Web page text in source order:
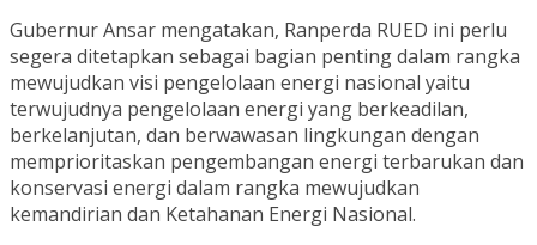
Gubernur Ansar mengatakan, Ranperda RUED ini perlu
segera ditetapkan sebagai bagian penting dalam rangka
mewujudkan visi pengelolaan energi nasional yaitu
terwujudnya pengelolaan energi yang berkeadilan,
berkelanjutan, dan berwawasan lingkungan dengan
memprioritaskan pengembangan energi terbarukan dan
konservasi energi dalam rangka mewujudkan
kemandirian dan Ketahanan Energi Nasional.